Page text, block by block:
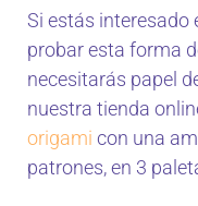
Si estás interesado
probar esta forma
necesitarás papel
nuestra tienda
origami con una
patrones, en 3